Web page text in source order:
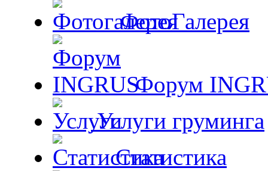
ФотоГалерея
Форум
Услуги груминга
Статистика